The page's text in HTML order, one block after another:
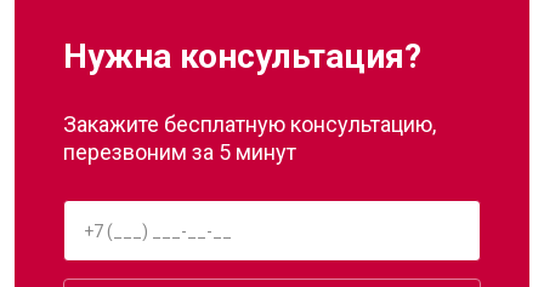
Нужна консультация?
Закажите бесплатную консультацию,
перезвоним за 5 минут